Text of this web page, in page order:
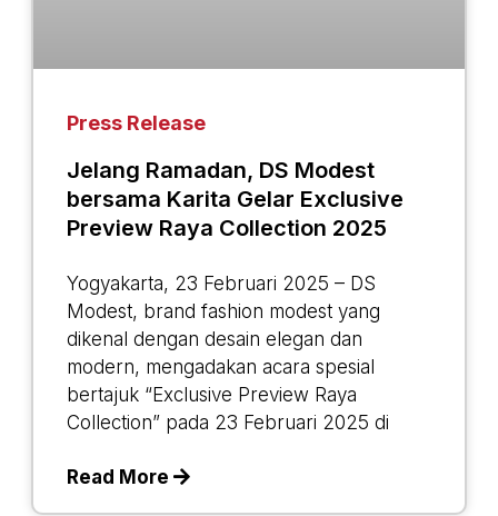
Press Release
Jelang Ramadan, DS Modest
bersama Karita Gelar Exclusive
Preview Raya Collection 2025
Yogyakarta, 23 Februari 2025 – DS
Modest, brand fashion modest yang
dikenal dengan desain elegan dan
modern, mengadakan acara spesial
bertajuk “Exclusive Preview Raya
Collection” pada 23 Februari 2025 di
Read More